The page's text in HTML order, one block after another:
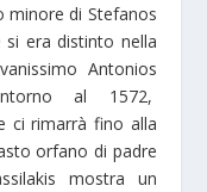
minore di Stefanos
si era distinto nella
Antonios
al 1572,
ci rimarrà fino alla
orfano di padre
mostra un